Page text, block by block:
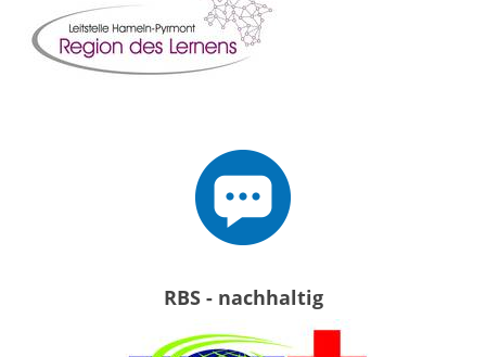
RBS - nachhaltig